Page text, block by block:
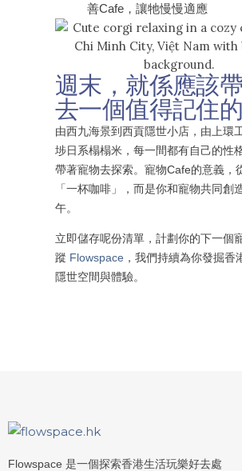
善Cafe，讓牠慢慢適應
週末，就係應該
去一個值得記住
由西九海景到西貢隱世小店，由上環
埗日系榻榻米，每一間都有自己的性
帶著寵物去探索。寵物Cafe的意義，
「一杯咖啡」，而是你和寵物共同創
午。
立即儲存呢份清單，計劃你的下一個
蹤 Flowspace ，我們持續為你發掘香
隱世空間與體驗。
Flowspace 是一個探索香港生活玩樂好去處